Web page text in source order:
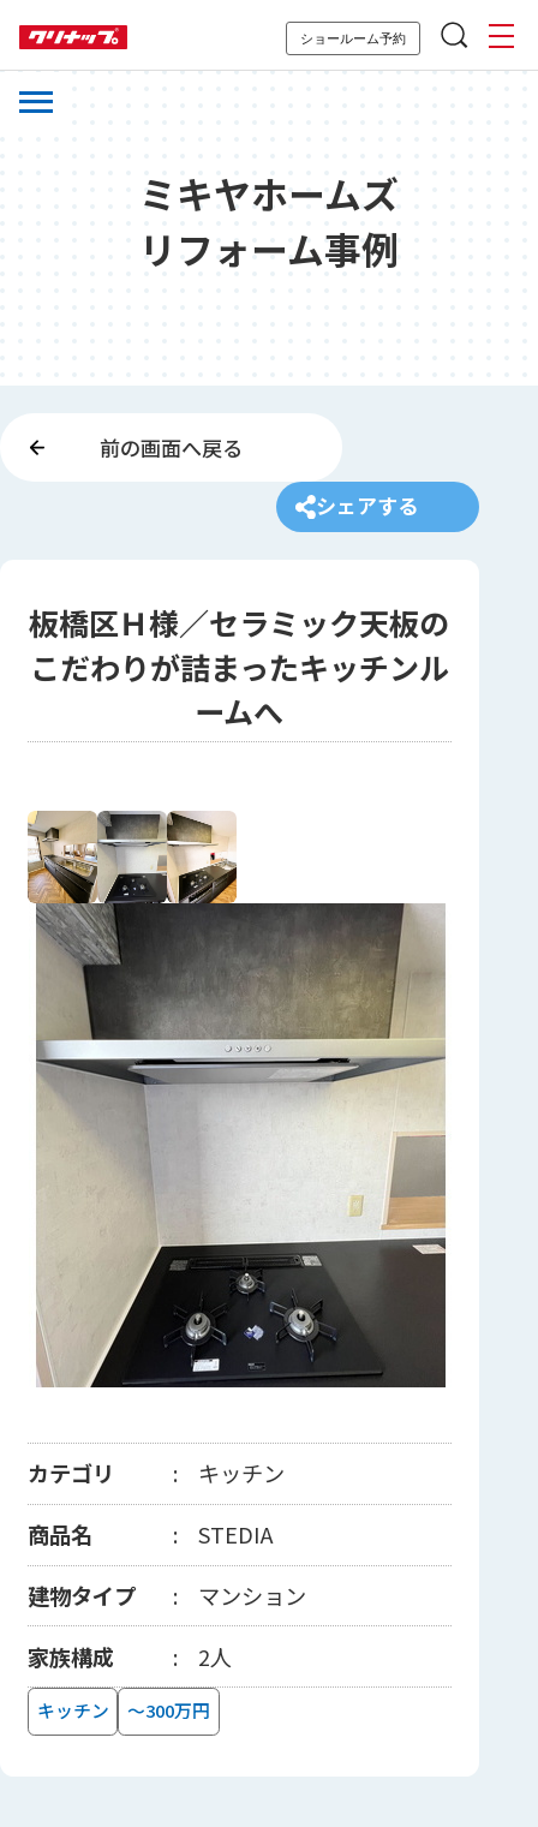
ショールーム予約
ミキヤホームズ
リフォーム事例
前の画面へ戻る
シェアする
板橋区Ｈ様／セラミック天板の
こだわりが詰まったキッチンル
ームへ
カテゴリ
キッチン
商品名
STEDIA
建物タイプ
マンション
家族構成
2人
キッチン ～300万円